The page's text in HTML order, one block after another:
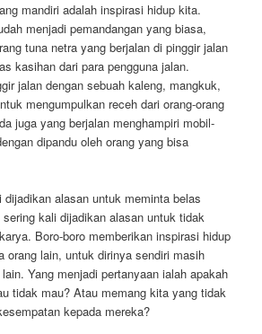
mandiri adalah inspirasi hidup kita.
menjadi pemandangan yang biasa,
tuna netra yang berjalan di pinggir jalan
kasihan dari para pengguna jalan.
jalan dengan sebuah kaleng, mangkuk,
mengumpulkan receh dari orang-orang
juga yang berjalan menghampiri mobil-
dipandu oleh orang yang bisa
dijadikan alasan untuk meminta belas
kali dijadikan alasan untuk tidak
Boro-boro memberikan inspirasi hidup
orang lain, untuk dirinya sendiri masih
Yang menjadi pertanyaan ialah apakah
tidak mau? Atau memang kita yang tidak
kepada mereka?